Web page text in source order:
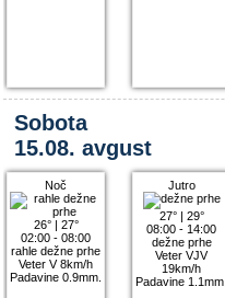
Sobota
15.08. avgust
Noč
26°| 27°
02:00 - 08:00
rahle dežne prhe
Veter V 8km/h
Padavine 0.9mm.
Jutro
27°| 29°
08:00 - 14:00
dežne prhe
Veter VJV
19km/h
Padavine 1.1mm.